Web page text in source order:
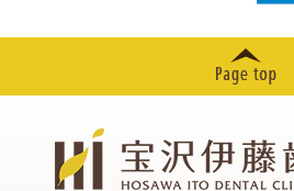
2024年05月
2024年03月
2024年02月